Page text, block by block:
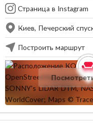
Страница в Instagram
Киев, Печерский
Построить маршрут